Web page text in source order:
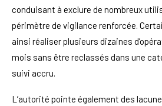
conduisant à exclure de nombreux
périmètre de vigilance renforcée.
ainsi réaliser plusieurs dizaines
mois sans être reclassés dans une
suivi accru.
L’autorité pointe également des